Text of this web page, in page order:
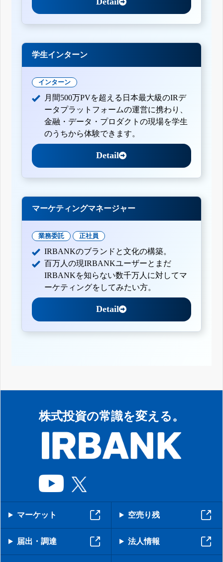
学生インターン
インターン
月間500万PVを超える日本最大級のIRデ
ータプラットフォームの運営に携わり、
金融・データ・プロダクトの現場を学生
のうちから体験できます。
Detail
マーケティングマネージャー
業務委託 正社員
IRBANKのブランドと文化の構築。
百万人の現IRBANKユーザーとまだ
IRBANKを知らない数千万人に対してマ
ーケティングをしてみたい方。
Detail
株式投資の常識を変える。
マーケット 空売り残
届出・調達 法人情報